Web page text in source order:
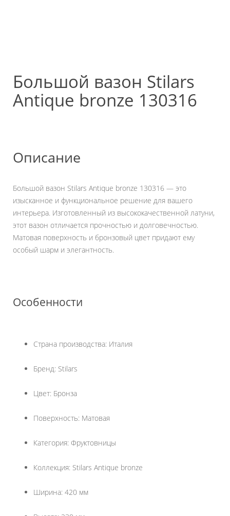
Большой вазон Stilars
Antique bronze 130316
Описание
Большой вазон Stilars Antique bronze 130316 — это
изысканное и функциональное решение для вашего
интерьера. Изготовленный из высококачественной латуни,
этот вазон отличается прочностью и долговечностью.
Матовая поверхность и бронзовый цвет придают ему
особый шарм и элегантность.
Особенности
Страна производства: Италия
Бренд: Stilars
Цвет: Бронза
Поверхность: Матовая
Категория: Фруктовницы
Коллекция: Stilars Antique bronze
Ширина: 420 мм